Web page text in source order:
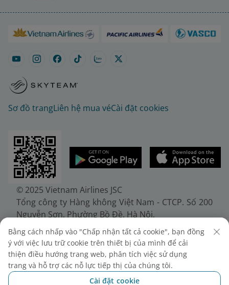
Sơ đồ trangLiên hệ mua véCài đặt cookies
© 2025 Vietnam Airlines JSC
Tổng công ty Hàng không Việt Nam - CTCP. Số 200
Nguyễn Sơn, Phường Bồ Đề, Hà Nội.
Điện thoại: (+84-24) 38272289. Fax: (+84-24)
38722375
Giấy chứng nhận đăng ký doanh nghiệp, mã số
doanh nghiệp 0100107518, đăng ký lần đầu ngày
30/6/2010, đăng ký thay đổi lần thứ 10 ngày
Bằng cách nhấp vào "Chấp nhận tất cả cookie", bạn đồng
ý với việc lưu trữ cookie trên thiết bị của mình để cải
thiện điều hướng trang web, phân tích việc sử dụng
trang và hỗ trợ các nỗ lực tiếp thị của chúng tôi.
Cài đặt cookie